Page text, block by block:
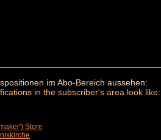
im Abo-Bereich aussehen:
in the subscriber's area look like:
Store